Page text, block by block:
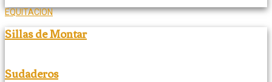
EQUITACION
Sillas de Montar
Sudaderos